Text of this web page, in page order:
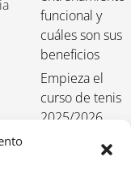
funcional y
cuáles son sus
beneficios
Empieza el
curso de tenis
2025/2026
Entrenamiento
funcional para